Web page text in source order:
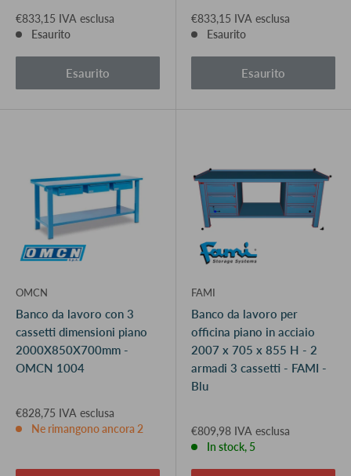
€833,15 IVA esclusa
Esaurito
Esaurito
€833,15 IVA esclusa
Esaurito
Esaurito
OMCN
Banco da lavoro con 3
cassetti dimensioni piano
2000X850X700mm -
OMCN 1004
€828,75 IVA esclusa
Ne rimangono ancora 2
FAMI
Banco da lavoro per
officina piano in acciaio
2007 x 705 x 855 H - 2
armadi 3 cassetti - FAMI -
Blu
€809,98 IVA esclusa
In stock, 5